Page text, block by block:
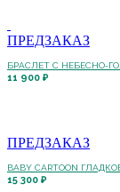
ПРЕДЗАКАЗ
БРАСЛЕТ С НЕБЕСНО-
11 900 ₽
ПРЕДЗАКАЗ
BABY CARTOON
15 300 ₽